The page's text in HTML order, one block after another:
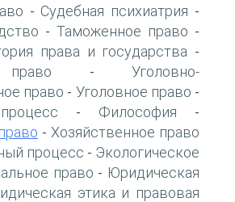
- Судебная психиатрия -
- Таможенное право -
права и государства -
-Уголовно-
право - Уголовное право -
- Философия -
- Хозяйственное право
процесс - Экологическое
право - Юридическая
этика и правовая